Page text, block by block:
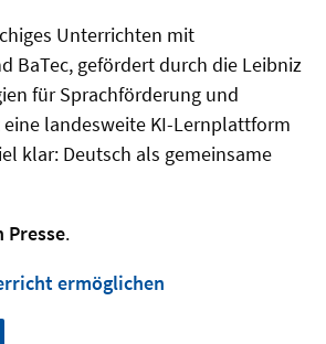
Unterrichten mit
BaTec, gefördert durch die Leibniz
für Sprachförderung und
landesweite KI-Lernplattform
klar: Deutsch als gemeinsame
Presse.
ermöglichen